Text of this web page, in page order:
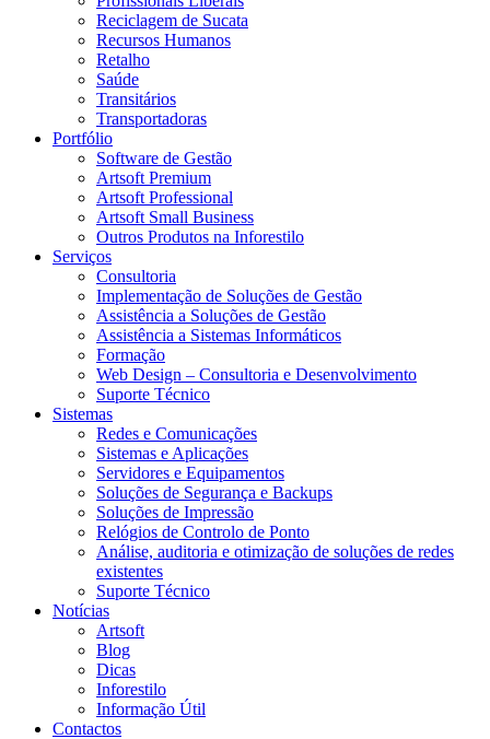
Reciclagem de Sucata
Recursos Humanos
Retalho
Saúde
Transitários
Transportadoras
Portfólio
Software de Gestão
Artsoft Premium
Artsoft Professional
Artsoft Small Business
Outros Produtos na Inforestilo
Serviços
Consultoria
Implementação de Soluções de Gestão
Assistência a Soluções de Gestão
Assistência a Sistemas Informáticos
Formação
Web Design – Consultoria e Desenvolvimento
Suporte Técnico
Sistemas
Redes e Comunicações
Sistemas e Aplicações
Servidores e Equipamentos
Soluções de Segurança e Backups
Soluções de Impressão
Relógios de Controlo de Ponto
Análise, auditoria e otimização de soluções de redes
existentes
Suporte Técnico
Notícias
Artsoft
Blog
Dicas
Inforestilo
Informação Útil
Contactos